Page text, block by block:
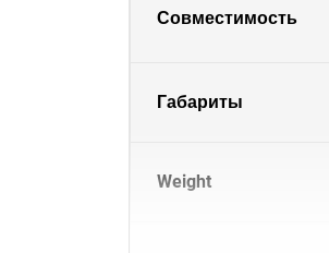
Совместимость
Габариты
Weight